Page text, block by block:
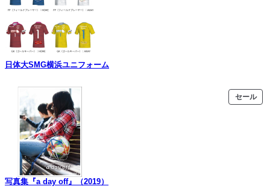
日体大SMG横浜ユニフォーム
セール販
売
写真集『a day off』（2019）